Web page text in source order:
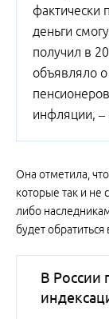
фактически
деньги
получил в
объявляло
инфляции, –
Она отметила,
которые так и не
либо
будет
В России